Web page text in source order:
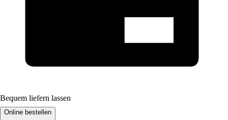
Bequem liefern lassen
Online bestellen